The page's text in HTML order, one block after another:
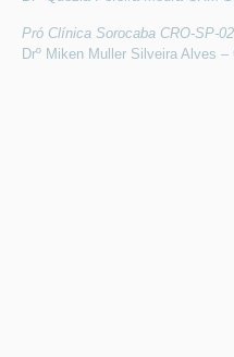
Pró Clínica Sorocaba CRO-SP-
Drº Miken Muller Silveira Alves –